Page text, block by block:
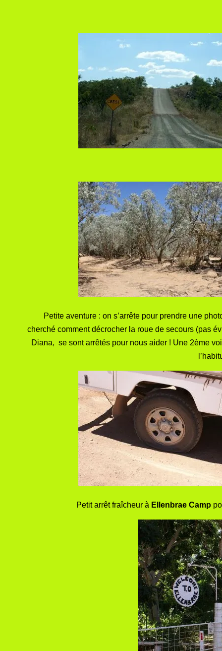
Petite aventure : on s’arrête pour prendre une
cherché comment décrocher la roue de secours (pas
Diana, se sont arrêtés pour nous aider ! Une 2ème
Petit arrêt fraîcheur à Ellenbrae Camp